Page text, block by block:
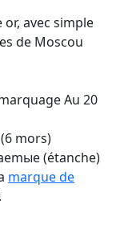
avec simple
de Moscou
Au 20
mors)
(étanche)
marque de